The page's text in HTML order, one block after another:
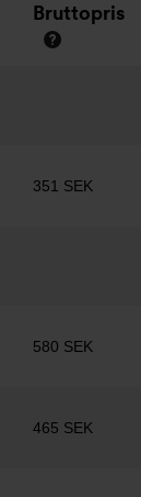
Bruttopris
351 SEK
580 SEK
465 SEK